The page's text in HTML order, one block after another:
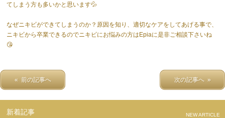
てしまう方も多いかと思います💦
なぜニキビができてしまうのか？原因を知り、適切なケアをしてあげる事で、
ニキビから卒業できるのでニキビにお悩みの方はEpiaに是非ご相談下さいね
😘
« 前の記事へ 次の記事へ »
新着記事 NEW ARTICLE